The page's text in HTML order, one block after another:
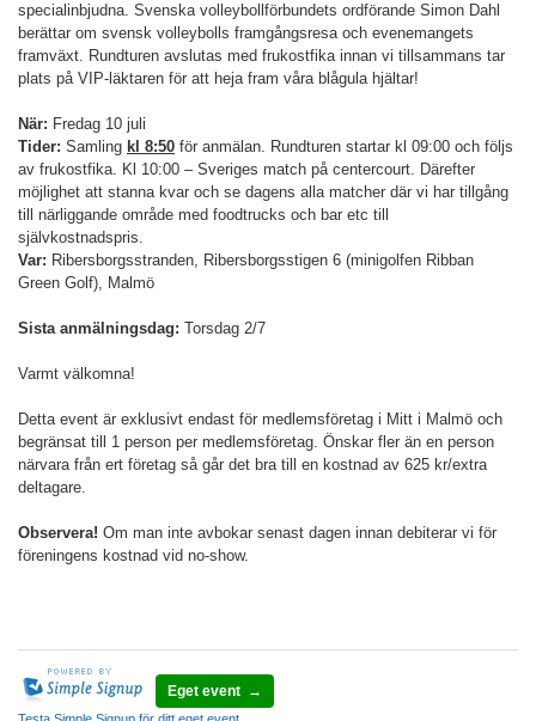
specialinbjudna. Svenska volleybollförbundets ordförande Simon Dahl
berättar om svensk volleybolls framgångsresa och evenemangets
framväxt. Rundturen avslutas med frukostfika innan vi tillsammans tar
plats på VIP-läktaren för att heja fram våra blågula hjältar!
När: Fredag 10 juli
Tider: Samling kl 8:50 för anmälan. Rundturen startar kl 09:00 och följs
av frukostfika. Kl 10:00 – Sveriges match på centercourt. Därefter
möjlighet att stanna kvar och se dagens alla matcher där vi har tillgång
till närliggande område med foodtrucks och bar etc till
självkostnadspris.
Var: Ribersborgsstranden, Ribersborgsstigen 6 (minigolfen Ribban
Green Golf), Malmö
Sista anmälningsdag: Torsdag 2/7
Varmt välkomna!
Detta event är exklusivt endast för medlemsföretag i Mitt i Malmö och
begränsat till 1 person per medlemsföretag. Önskar fler än en person
närvara från ert företag så går det bra till en kostnad av 625 kr/extra
deltagare.
Observera! Om man inte avbokar senast dagen innan debiterar vi för
föreningens kostnad vid no-show.
Eget event →